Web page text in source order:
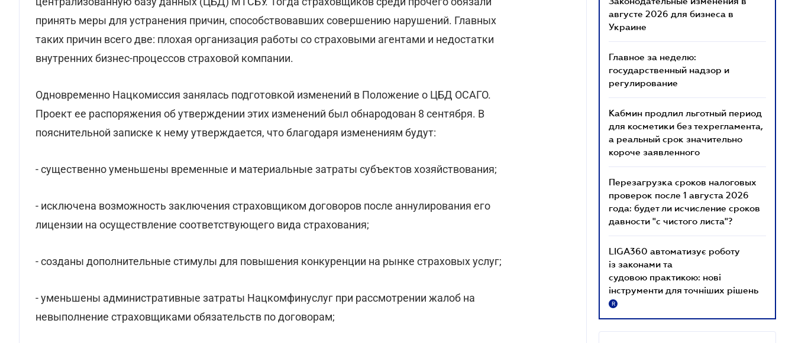
принять меры для устранения причин, способствовавших совершению нарушений. Главных
таких причин всего две: плохая организация работы со страховыми агентами и недостатки
внутренних бизнес-процессов страховой компании.
Одновременно Нацкомиссия занялась подготовкой изменений в Положение о ЦБД ОСАГО.
Проект ее распоряжения об утверждении этих изменений был обнародован 8 сентября. В
пояснительной записке к нему утверждается, что благодаря изменениям будут:
- существенно уменьшены временные и материальные затраты субъектов хозяйствования;
- исключена возможность заключения страховщиком договоров после аннулирования его
лицензии на осуществление соответствующего вида страхования;
- созданы дополнительные стимулы для повышения конкуренции на рынке страховых услуг;
- уменьшены административные затраты Нацкомфинуслуг при рассмотрении жалоб на
невыполнение страховщиками обязательств по договорам;
августе 2026 для бизнеса в
Украине
Главное за неделю:
государственный надзор и
регулирование
Кабмин продлил льготный период
для косметики без техрегламента,
а реальный срок значительно
короче заявленного
Перезагрузка сроков налоговых
проверок после 1 августа 2026
года: будет ли исчисление сроков
давности "с чистого листа"?
LIGA360 автоматизує роботу
із законами та
судовою практикою: нові
інструменти для точніших рішень
R